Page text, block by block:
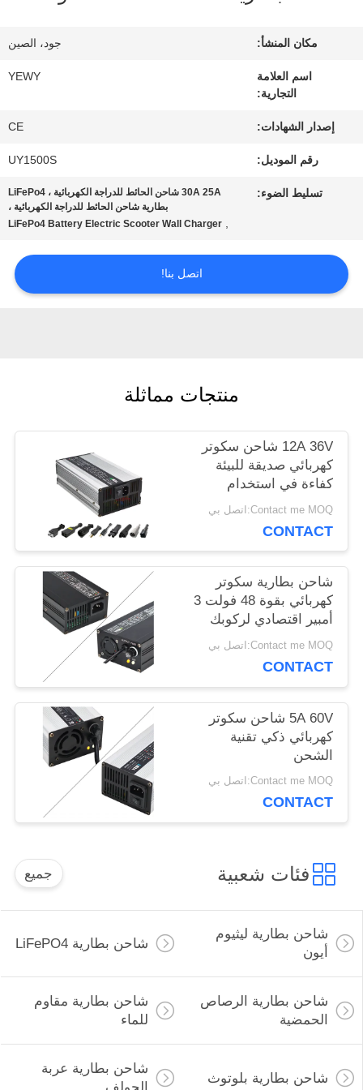
المعمل
رقابة
جودة
اتصل
بنا
خريطة
الموقع
PRIVACY
POLICY
مكان المنشأ: جود، الصين
اسم العلامة
التجارية:
YEWY
إصدار الشهادات: CE
رقم الموديل: UY1500S
تسليط الضوء:
30A 25A شاحن الحائط للدراجة الكهربائية ، LiFePo4
بطارية شاحن الحائط للدراجة الكهربائية ،
,
LiFePo4 Battery Electric Scooter Wall Charger
اتصل بنا!
منتجات مماثلة
12A 36V شاحن سكوتر
كهربائي صديقة للبيئة
كفاءة في استخدام
الطاقة
Contact me MOQ:اتصل بي
CONTACT
شاحن بطارية سكوتر
كهربائي بقوة 48 فولت 3
أمبير اقتصادي لركوبك
Contact me MOQ:اتصل بي
CONTACT
5A 60V شاحن سكوتر
كهربائي ذكي تقنية
الشحن
Contact me MOQ:اتصل بي
CONTACT
فئات شعبية جميع
شاحن بطارية ليثيوم
أيون
شاحن بطارية LiFePO4
شاحن بطارية الرصاص
الحمضية
شاحن بطارية مقاوم
للماء
شاحن بطارية بلوتوث
شاحن بطارية عربة